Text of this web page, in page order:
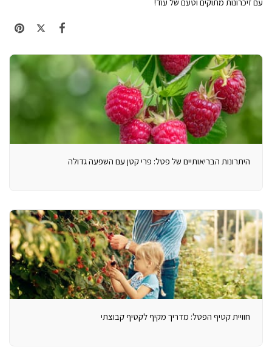
היתרונות הבריאותיים של פטל: פרי קטן עם השפעה גדולה
חוויית קטיף הפטל: מדריך מקיף לקטיף קבוצתי